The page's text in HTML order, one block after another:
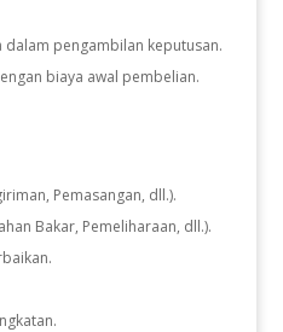
dalam pengambilan keputusan.
biaya awal pembelian.
Pemasangan, dll.).
Bakar, Pemeliharaan, dll.).